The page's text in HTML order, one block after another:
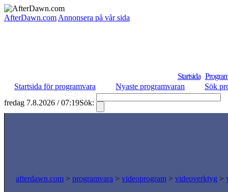
AfterDawn.com Annonsera på vår sida
Startsida
Startsida för programvara
Nyaste programvaran
Sök
fredag 7.8.2026 / 07:19Sök:
afterdawn.com > programvara > videoprogram > videoverktyg >